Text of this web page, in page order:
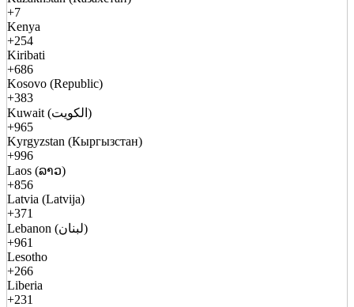
+7
Kenya
+254
Kiribati
+686
Kosovo (Republic)
+383
Kuwait (الكويت)
+965
Kyrgyzstan (Кыргызстан)
+996
Laos (ລາວ)
+856
Latvia (Latvija)
+371
Lebanon (لبنان)
+961
Lesotho
+266
Liberia
+231